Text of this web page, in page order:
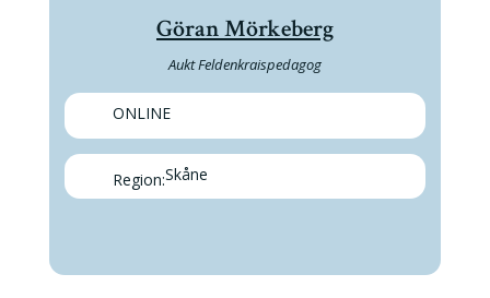
Göran Mörkeberg
Aukt Feldenkraispedagog
ONLINE
Region:Skåne